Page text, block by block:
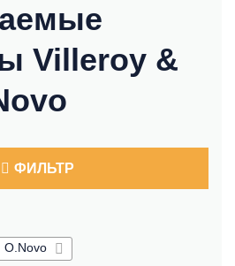
Villeroy &
ФИЛЬТР
O.Novo